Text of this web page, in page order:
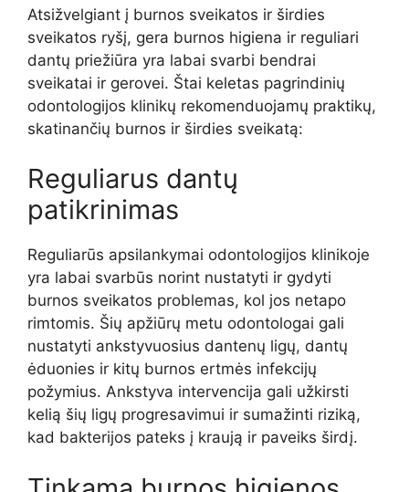
Atsižvelgiant į burnos sveikatos ir širdies
sveikatos ryšį, gera burnos higiena ir reguliari
dantų priežiūra yra labai svarbi bendrai
sveikatai ir gerovei. Štai keletas pagrindinių
odontologijos klinikų rekomenduojamų praktikų,
skatinančių burnos ir širdies sveikatą:
Reguliarus dantų
patikrinimas
Reguliarūs apsilankymai odontologijos klinikoje
yra labai svarbūs norint nustatyti ir gydyti
burnos sveikatos problemas, kol jos netapo
rimtomis. Šių apžiūrų metu odontologai gali
nustatyti ankstyvuosius dantenų ligų, dantų
ėduonies ir kitų burnos ertmės infekcijų
požymius. Ankstyva intervencija gali užkirsti
kelią šių ligų progresavimui ir sumažinti riziką,
kad bakterijos pateks į kraują ir paveiks širdį.